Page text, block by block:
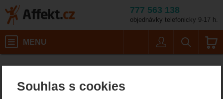
Souhlas s cookies
777 563 138
objednávky telefonicky 9-17 h.
MENU
Lifesystems Tick
Lifesystems Tick Remover